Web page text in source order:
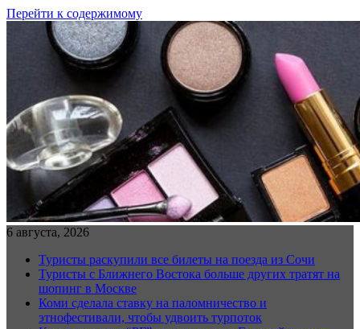
Перейти к содержимому
6 августа, 2026
Туристы раскупили все билеты на поезда из Сочи
Туристы с Ближнего Востока больше других тратят на
шопинг в Москве
Коми сделала ставку на паломничество и
этнофестивали, чтобы удвоить турпоток